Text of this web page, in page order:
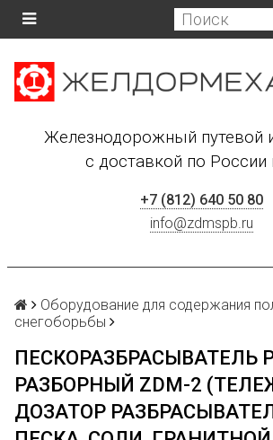
Железнодорожный путевой
с доставкой по
+7 (812) 640 50 80
info@zdmspb.ru
Оборудование для содержания
снегоборьбы
ПЕСКОРАЗБРАСЫВАТЕЛЬ
РАЗБОРНЫЙ ZDM-2
ДОЗАТОР